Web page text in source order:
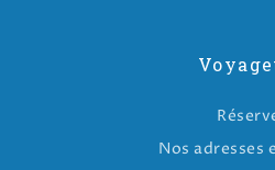
Nos adresses